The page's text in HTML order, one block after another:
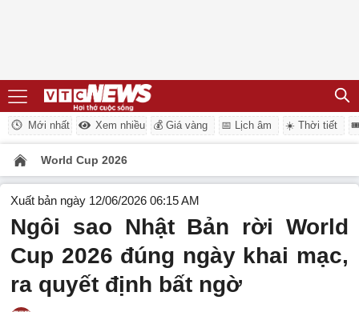
Mới nhất Xem nhiều 💰 Giá vàng 📅 Lịch âm ☀️ Thời tiết
World Cup 2026
Xuất bản ngày 12/06/2026 06:15 AM
Ngôi sao Nhật Bản rời World
Cup 2026 đúng ngày khai mạc,
ra quyết định bất ngờ